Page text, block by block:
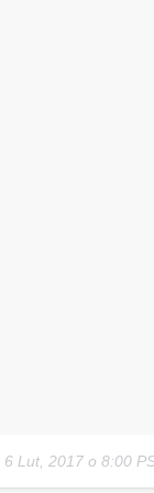
6 Lut, 2017 o 8:00